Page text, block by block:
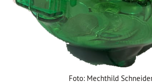
Foto: Mechthild